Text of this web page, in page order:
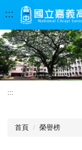
到
要
內
容
區
:::
:::
首頁 榮譽榜